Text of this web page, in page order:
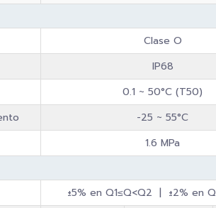
Clase O
IP68
0.1 ~ 50°C (T50)
-25 ~ 55°C
1.6 MPa
±5% en Q1≤Q<Q2 | ±2% en